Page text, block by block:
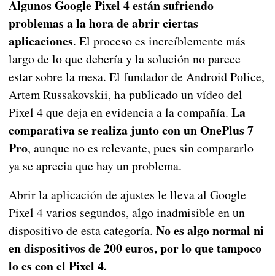
Algunos Google Pixel 4 están sufriendo
problemas a la hora de abrir ciertas
aplicaciones. El proceso es increíblemente más
largo de lo que debería y la solución no parece
estar sobre la mesa. El fundador de Android Police,
Artem Russakovskii, ha publicado un vídeo del
Pixel 4 que deja en evidencia a la compañía. La
comparativa se realiza junto con un OnePlus 7
Pro, aunque no es relevante, pues sin compararlo
ya se aprecia que hay un problema.
Abrir la aplicación de ajustes le lleva al Google
Pixel 4 varios segundos, algo inadmisible en un
dispositivo de esta categoría. No es algo normal ni
en dispositivos de 200 euros, por lo que tampoco
lo es con el Pixel 4.